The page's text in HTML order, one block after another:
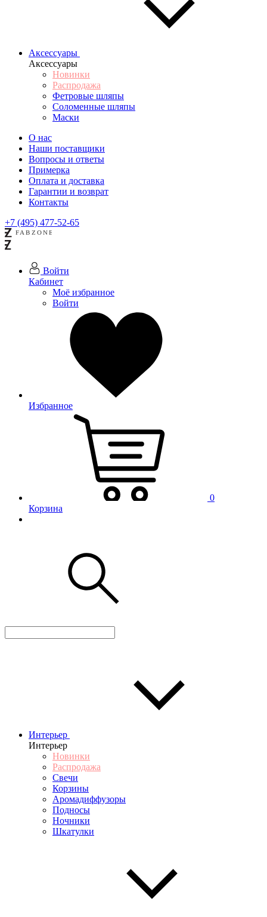
Аксессуары
Аксессуары
Новинки
Распродажа
Фетровые шляпы
Соломенные шляпы
Маски
О нас
Наши поставщики
Вопросы и ответы
Примерка
Оплата и доставка
Гарантии и возврат
Контакты
+7 (495) 477-52-65
Войти
Кабинет
Моё избранное
Войти
Избранное
0
Корзина
Интерьер
Интерьер
Новинки
Распродажа
Свечи
Корзины
Аромадиффузоры
Подносы
Ночники
Шкатулки